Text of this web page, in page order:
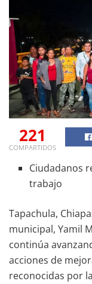
221
COMPARTIDOS
Ciudadanos
trabajo
Tapachula,
municipal, Yamil
continúa
acciones de
reconocidas por